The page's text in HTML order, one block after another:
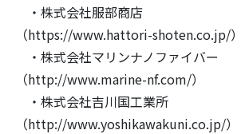
・株式会社服部商店
（https://www.hattori-shoten.co.jp/）
・株式会社マリンナノファイバー
（http://www.marine-nf.com/）
・株式会社吉川国工業所
（http://www.yoshikawakuni.co.jp/）